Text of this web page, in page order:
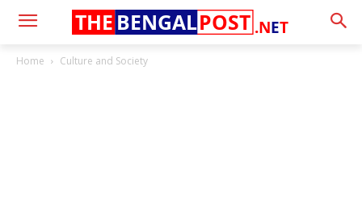
.NET
THE BENGALPOST
Home Culture and Society